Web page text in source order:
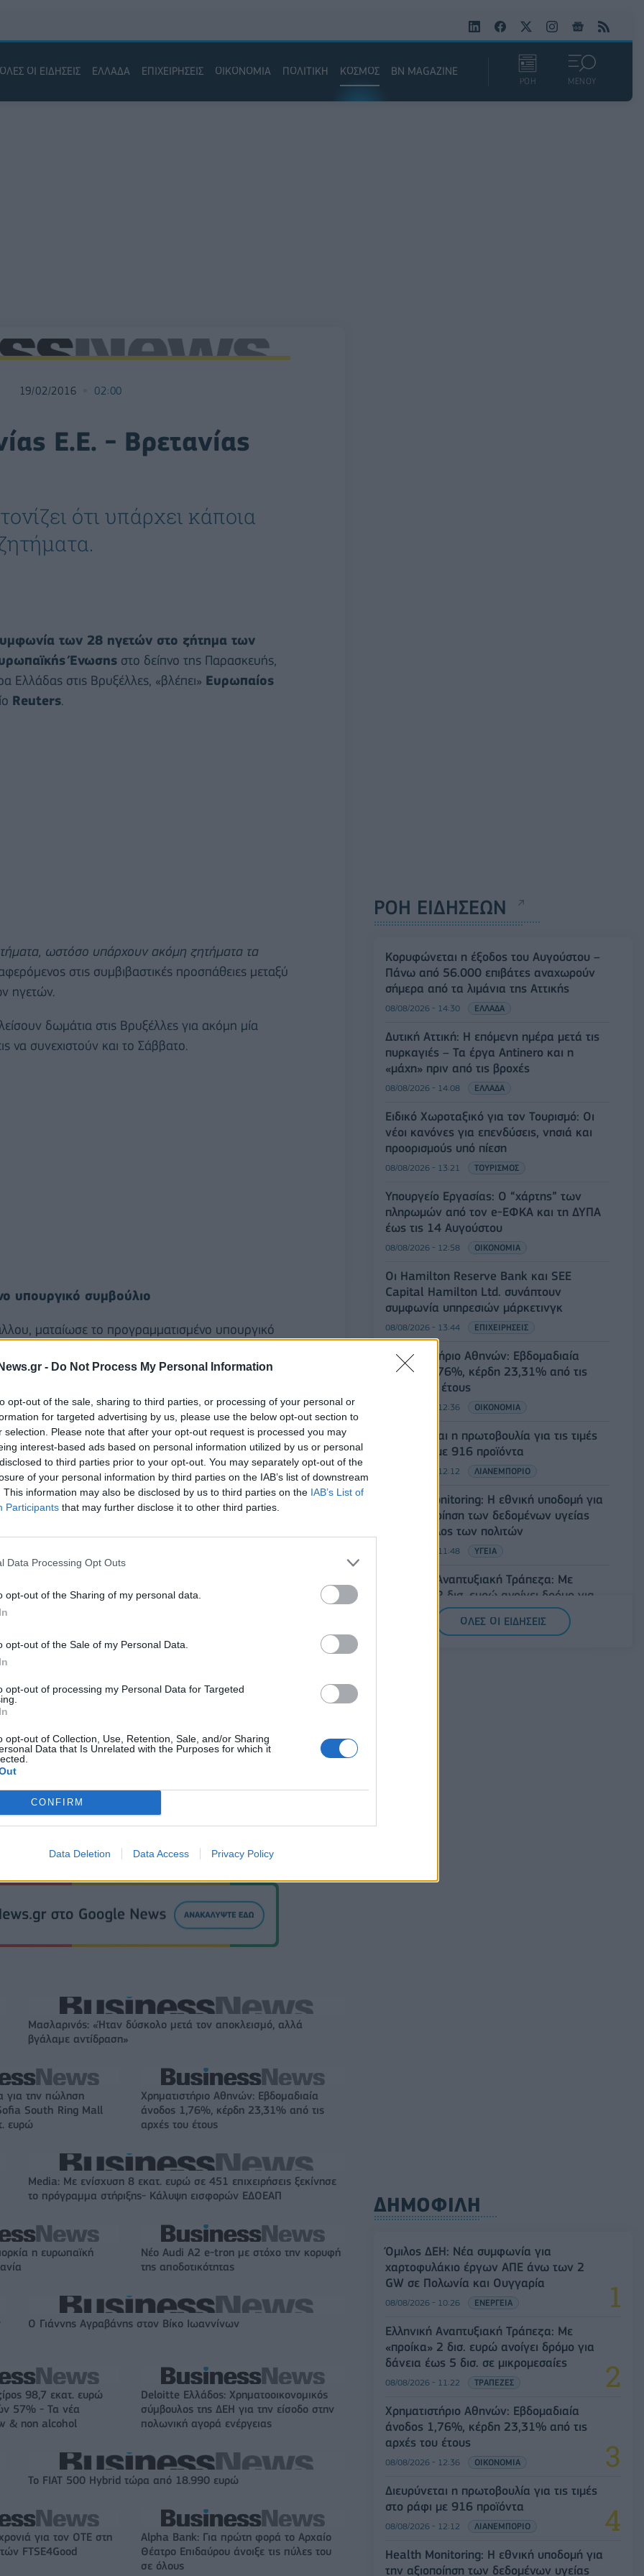
- Do Not Process My Personal Information
opt-out of the sale, sharing to third parties, or processing of your personal or
for targeted advertising by us, please use the below opt-out section to
selection. Please note that after your opt-out request is processed you may
interest-based ads based on personal information utilized by us or personal
to third parties prior to your opt-out. You may separately opt-out of the
of your personal information by third parties on the IAB’s list of downstream
This information may also be disclosed by us to third parties on the IAB’s List of
Participants that may further disclose it to other third parties.
Data Processing Opt Outs
opt-out of the Sharing of my personal data.
opt-out of the Sale of my Personal Data.
opt-out of processing my Personal Data for Targeted
opt-out of Collection, Use, Retention, Sale, and/or Sharing
Data that Is Unrelated with the Purposes for which it
CONFIRM
Data Deletion Data Access Privacy Policy
ΟΛΕΣ ΟΙ ΕΙΔΗΣΕΙΣ ΕΛΛΑΔΑ ΕΠΙΧΕΙΡΗΣΕΙΣ ΟΙΚΟΝΟΜΙΑ ΠΟΛΙΤΙΚΗ ΚΟΣΜΟΣ BN MAGAZINE
ΡΟΗ ΜΕΝΟΥ
19/02/2016 02:00
Ε.Ε. - Βρετανίας
ότι υπάρχει κάποια
των 28 ηγετών στο ζήτημα των
Ένωσης στο δείπνο της Παρασκευής,
Ελλάδας στις Βρυξέλλες, «βλέπει» Ευρωπαίος
Reuters.
ωστόσο υπάρχουν ακόμη ζητήματα τα
στις συμβιβαστικές προσπάθειες μεταξύ
ηγετών.
δωμάτια στις Βρυξέλλες για ακόμη μία
να συνεχιστούν και το Σάββατο.
υπουργικό συμβούλιο
ματαίωσε το προγραμματισμένο υπουργικό
το βράδυ στο Λονδίνο, αφού ο ίδιος και
και όταν υπάρξει τελική συμφωνία».
Μασλαρινός: «Ήταν δύσκολο μετά τον αποκλεισμό, αλλά
βγάλαμε αντίδραση»
για την πώληση
South Ring Mall
ευρώ
Χρηματιστήριο Αθηνών: Εβδομαδιαία
άνοδος 1,76%, κέρδη 23,31% από τις
αρχές του έτους
Media: Με ενίσχυση 8 εκατ. ευρώ σε 451 επιχειρήσεις ξεκίνησε
το πρόγραμμα στήριξης- Κάλυψη εισφορών ΕΔΟΕΑΠ
η ευρωπαϊκή
Νέο Audi A2 e-tron με στόχο την κορυφή
της αποδοτικότητας
Ο Γιάννης Αγραβάνης στον Βίκο Ιωαννίνων
98,7 εκατ. ευρώ
57% - Τα νέα
& non alcohol
Deloitte Ελλάδος: Χρηματοοικονομικός
σύμβουλος της ΔΕΗ για την είσοδο στην
πολωνική αγορά ενέργειας
Το FIAT 500 Hybrid τώρα από 18.990 ευρώ
για τον ΟΤΕ στη
FTSE4Good
Alpha Bank: Για πρώτη φορά το Αρχαίο
Θέατρο Επιδαύρου άνοιξε τις πύλες του
σε όλους
ΡΟΗ ΕΙΔΗΣΕΩΝ
Κορυφώνεται η έξοδος του Αυγούστου –
Πάνω από 56.000 επιβάτες αναχωρούν
σήμερα από τα λιμάνια της Αττικής
08/08/2026 - 14:30 ΕΛΛΑΔΑ
Δυτική Αττική: Η επόμενη ημέρα μετά τις
πυρκαγιές – Τα έργα Antinero και η
«μάχη» πριν από τις βροχές
08/08/2026 - 14:08 ΕΛΛΑΔΑ
Ειδικό Χωροταξικό για τον Τουρισμό: Οι
νέοι κανόνες για επενδύσεις, νησιά και
προορισμούς υπό πίεση
08/08/2026 - 13:21 ΤΟΥΡΙΣΜΟΣ
Υπουργείο Εργασίας: Ο “χάρτης” των
πληρωμών από τον e-ΕΦΚΑ και τη ΔΥΠΑ
έως τις 14 Αυγούστου
08/08/2026 - 12:58 ΟΙΚΟΝΟΜΙΑ
Οι Hamilton Reserve Bank και SEE
Capital Hamilton Ltd. συνάπτουν
συμφωνία υπηρεσιών μάρκετινγκ
08/08/2026 - 13:44 ΕΠΙΧΕΙΡΗΣΕΙΣ
Χρηματιστήριο Αθηνών: Εβδομαδιαία
άνοδος 1,76%, κέρδη 23,31% από τις
αρχές του έτους
08/08/2026 - 12:36 ΟΙΚΟΝΟΜΙΑ
Διευρύνεται η πρωτοβουλία για τις τιμές
στο ράφι με 916 προϊόντα
08/08/2026 - 12:12 ΛΙΑΝΕΜΠΟΡΙΟ
Health Monitoring: Η εθνική υποδομή για
την αξιοποίηση των δεδομένων υγείας
προς όφελος των πολιτών
08/08/2026 - 11:48 ΥΓΕΙΑ
Ελληνική Αναπτυξιακή Τράπεζα: Με
«προίκα» 2 δισ. ευρώ ανοίγει δρόμο για
δάνεια έως 5 δισ. σε μικρομεσαίες
08/08/2026 - 11:22
ΟΛΕΣ ΟΙ ΕΙΔΗΣΕΙΣ
ΔΗΜΟΦΙΛΗ
Όμιλος ΔΕΗ: Νέα συμφωνία για
χαρτοφυλάκιο έργων ΑΠΕ άνω των 2
GW σε Πολωνία και Ουγγαρία
08/08/2026 - 10:26 ΕΝΕΡΓΕΙΑ
Ελληνική Αναπτυξιακή Τράπεζα: Με
«προίκα» 2 δισ. ευρώ ανοίγει δρόμο για
δάνεια έως 5 δισ. σε μικρομεσαίες
08/08/2026 - 11:22 ΤΡΑΠΕΖΕΣ
Χρηματιστήριο Αθηνών: Εβδομαδιαία
άνοδος 1,76%, κέρδη 23,31% από τις
αρχές του έτους
08/08/2026 - 12:36 ΟΙΚΟΝΟΜΙΑ
Διευρύνεται η πρωτοβουλία για τις τιμές
στο ράφι με 916 προϊόντα
08/08/2026 - 12:12 ΛΙΑΝΕΜΠΟΡΙΟ
Health Monitoring: Η εθνική υποδομή για
την αξιοποίηση των δεδομένων υγείας